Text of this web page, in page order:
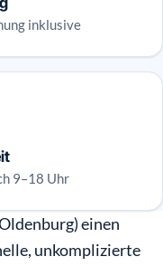
inklusive
9–18 Uhr
einen
unkomplizierte